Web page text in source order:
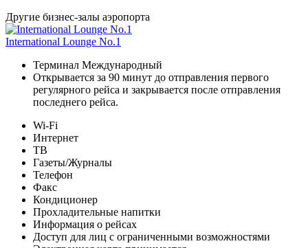
Другие бизнес-залы аэропорта
International Lounge No.1
Терминал Международный
Открывается за 90 минут до отправления первого
регулярного рейса и закрывается после отправления
последнего рейса.
Wi-Fi
Интернет
ТВ
Газеты/Журналы
Телефон
Факс
Кондиционер
Прохладительные напитки
Информация о рейсах
Доступ для лиц с ограниченными возможностями